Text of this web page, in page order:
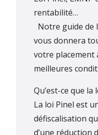
rentabilité…
Notre guide de
vous donnera
votre placement
meilleures
Qu’est-ce que la
La loi Pinel est
défiscalisation
d’une réduction